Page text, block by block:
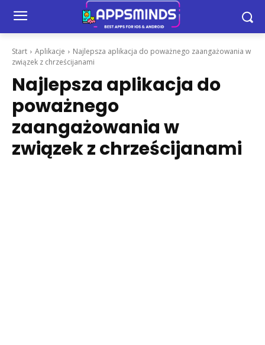
Start Aplikacje
Najlepsza aplikacja do poważnego zaangażowania w
związek z chrześcijanami
Najlepsza aplikacja do
poważnego
zaangażowania w
związek z chrześcijanami